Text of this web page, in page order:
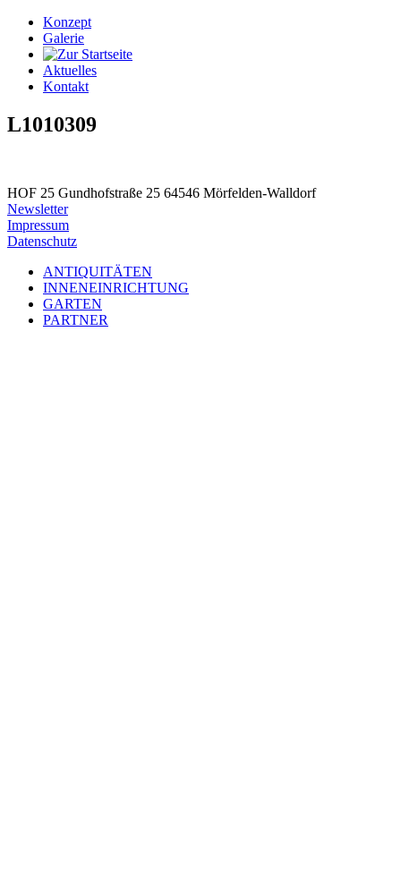
Konzept
Galerie
Aktuelles
Kontakt
L1010309
HOF 25 Gundhofstraße 25 64546 Mörfelden-Walldorf
Newsletter
Impressum
Datenschutz
ANTIQUITÄTEN
INNENEINRICHTUNG
GARTEN
PARTNER